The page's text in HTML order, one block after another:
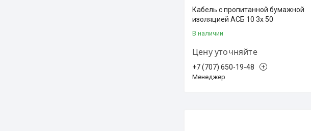
Кабель с пропитанной бумажной
изоляцией АСБ 10 3х 50
В наличии
Цену уточняйте
+7 (707) 650-19-48
Менеджер